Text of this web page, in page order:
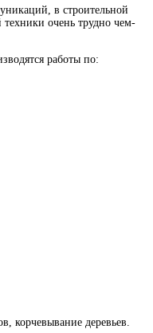
в строительной
техники очень трудно чем-
работы по:
корчевывание деревьев.